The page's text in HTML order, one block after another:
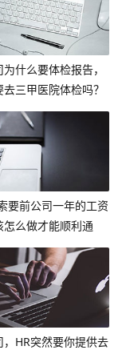
什么要体检报告，
三甲医院体检吗？
要前公司一年的工资
怎么做才能顺利通
，HR突然要你提供去